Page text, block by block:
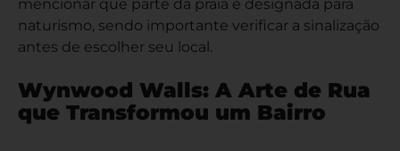
mencionar que parte da praia é designada para
naturismo, sendo importante verificar a sinalização
antes de escolher seu local.
Wynwood Walls: A Arte de Rua
que Transformou um Bairro